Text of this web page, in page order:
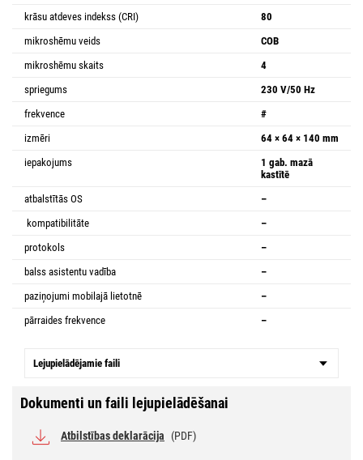
krāsu atdeves indekss (CRI)
80
mikroshēmu veids
COB
mikroshēmu skaits
4
spriegums
230 V/50 Hz
frekvence
#
izmēri
64 × 64 × 140 mm
iepakojums
1 gab. mazā
kastītē
atbalstītās OS
–
kompatibilitāte
–
protokols
–
balss asistentu vadība
–
paziņojumi mobilajā lietotnē
–
pārraides frekvence
–
Lejupielādējamie faili
Dokumenti un faili lejupielādēšanai
Atbilstības deklarācija (PDF)